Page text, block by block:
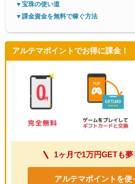
▼宝珠の使い道
▼課金資金を無料で稼ぐ方法
アルテマポイントでお得に課金！
1ヶ月で1万円GETも夢
アルテマポイントを使